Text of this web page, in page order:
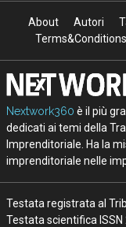
About Autori
Nextwork360 è il più
dedicati ai temi della
Imprenditoriale. Ha la
imprenditoriale nelle
Testata registrata al
Testata scientifica